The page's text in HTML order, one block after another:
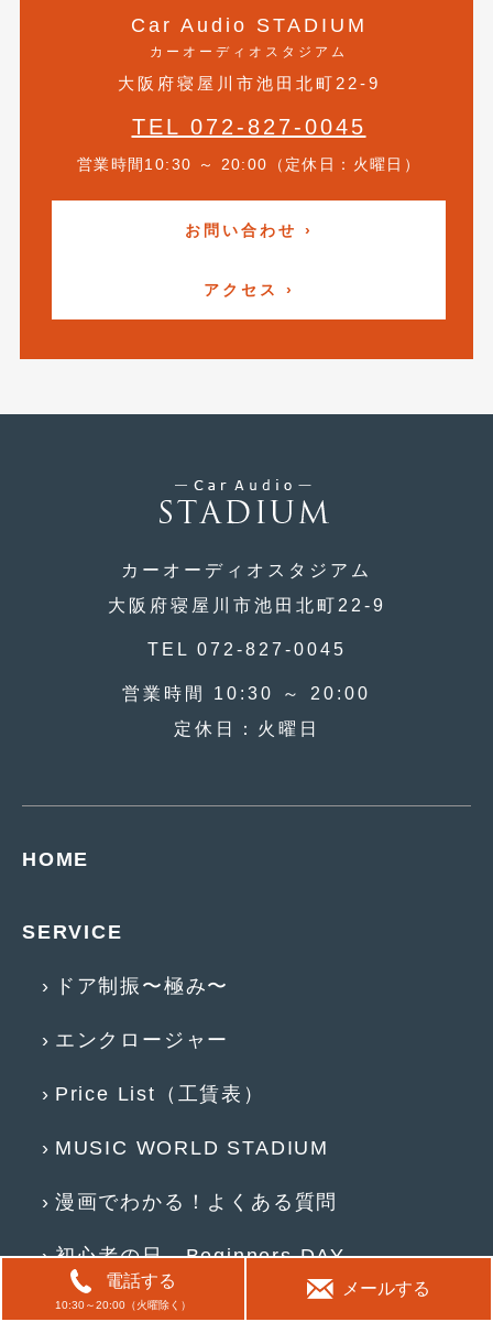
電話する
10:30～20:00（火曜除く）
メールする
Car Audio STADIUM
カーオーディオスタジアム
大阪府寝屋川市池田北町22-9
TEL 072-827-0045
営業時間10:30 ～ 20:00（定休日：火曜日）
お問い合わせ ›
アクセス ›
カーオーディオスタジアム
大阪府寝屋川市池田北町22-9
TEL 072-827-0045
営業時間 10:30 ～ 20:00
定休日：火曜日
HOME
SERVICE
ドア制振〜極み〜
エンクロージャー
Price List（工賃表）
MUSIC WORLD STADIUM
漫画でわかる！よくある質問
初心者の日 Beginners DAY
ホームオーディオ